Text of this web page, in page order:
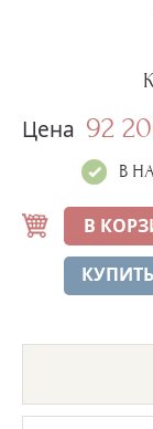
Цена 92
В
В